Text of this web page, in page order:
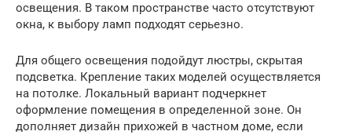
освещения. В таком пространстве часто отсутствуют
окна, к выбору ламп подходят серьезно.
Для общего освещения подойдут люстры, скрытая
подсветка. Крепление таких моделей осуществляется
на потолке. Локальный вариант подчеркнет
оформление помещения в определенной зоне. Он
дополняет дизайн прихожей в частном доме, если